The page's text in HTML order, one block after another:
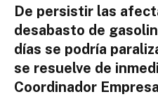
De persistir las
desabasto de
días se podría
se resuelve de
Coordinador